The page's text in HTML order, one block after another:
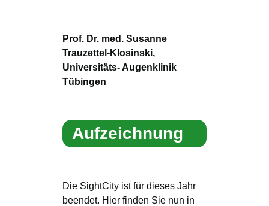
Prof. Dr. med. Susanne
Trauzettel-Klosinski,
Universitäts- Augenklinik
Tübingen
Aufzeichnung
Die SightCity ist für dieses Jahr
beendet. Hier finden Sie nun in